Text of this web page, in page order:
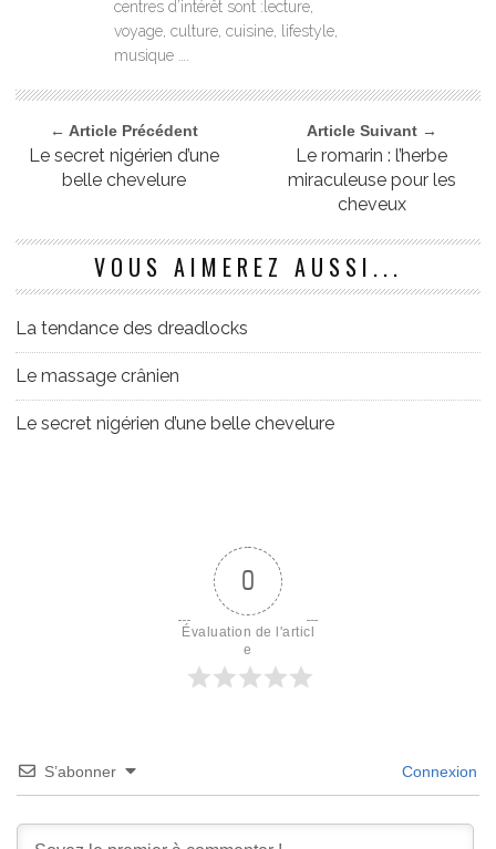
centres d’intérêt sont :lecture,
voyage, culture, cuisine, lifestyle,
musique ….
← Article Précédent
Le secret nigérien d’une
belle chevelure
Article Suivant →
Le romarin : l’herbe
miraculeuse pour les
cheveux
VOUS AIMEREZ AUSSI...
La tendance des dreadlocks
Le massage crânien
Le secret nigérien d’une belle chevelure
0
Évaluation de l'articl
e
S’abonner Connexion